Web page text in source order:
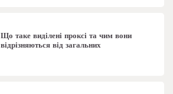
Що таке виділені проксі та чим вони
відрізняються від загальних